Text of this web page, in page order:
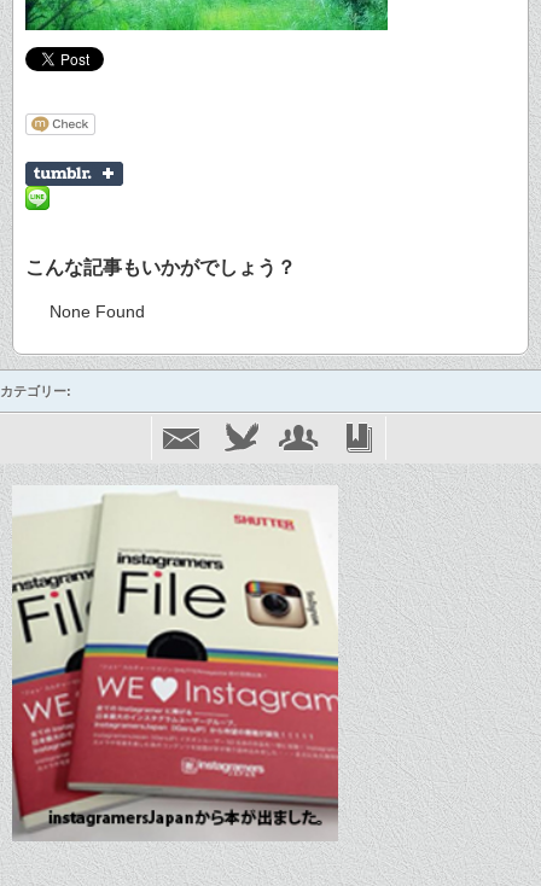
こんな記事もいかがでしょう？
None Found
カテゴリー: